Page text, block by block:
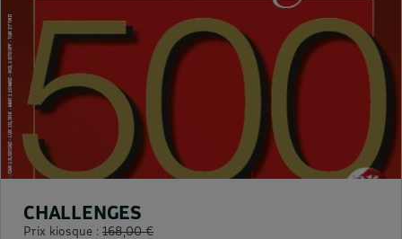
CHALLENGES
Prix kiosque : 168,00 €